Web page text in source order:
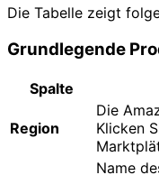
Die Tabelle zeigt
Grundlegende
Spalte
Region
Die
Klicken
Name